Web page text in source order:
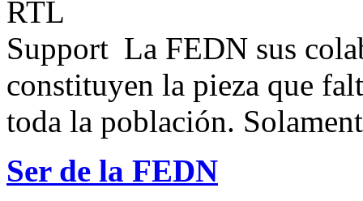
La FEDN sus
constituyen la pieza que
toda la población.
Ser de la FEDN